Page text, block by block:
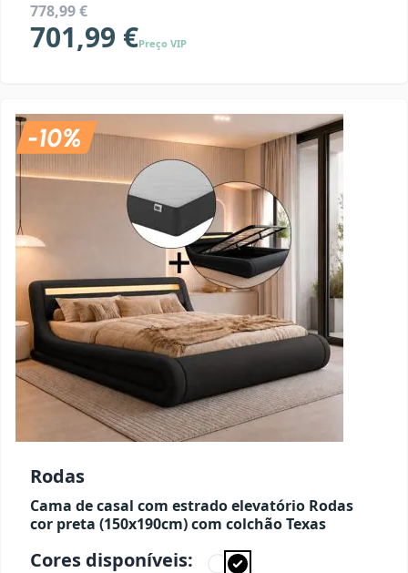
778,99 €
701,99 €Preço VIP
Rodas
Cama de casal com estrado elevatório Rodas
cor preta (150x190cm) com colchão Texas
Cores disponíveis: